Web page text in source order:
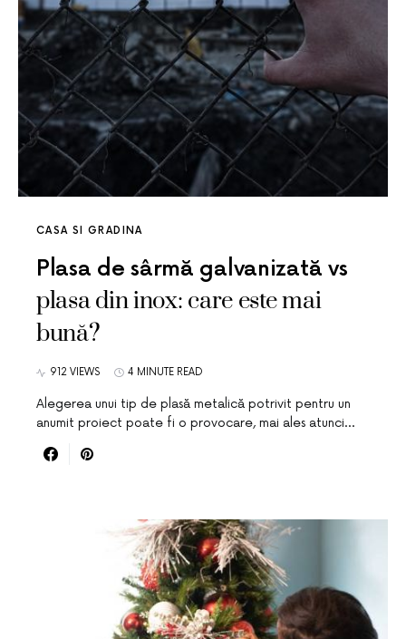
CASA SI GRADINA
Plasa de sârmă galvanizată vs
plasa din inox: care este mai
bună?
912 VIEWS 4 MINUTE READ
Alegerea unui tip de plasă metalică potrivit pentru un
anumit proiect poate fi o provocare, mai ales atunci…